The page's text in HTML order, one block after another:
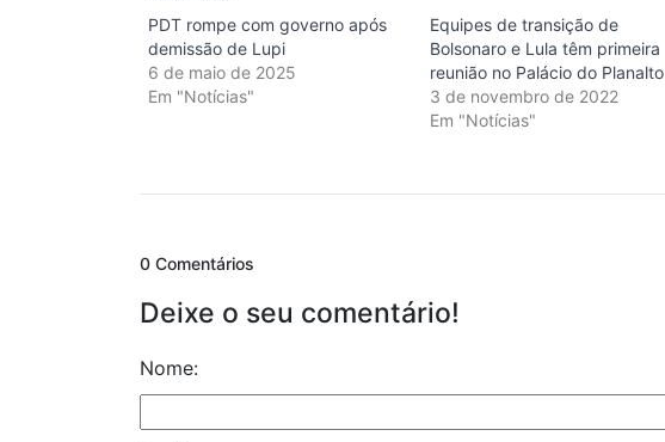
PDT rompe com governo após
demissão de Lupi
6 de maio de 2025
Em "Notícias"
Equipes de transição de
Bolsonaro e Lula têm primeira
reunião no Palácio do Planalto
3 de novembro de 2022
Em "Notícias"
0 Comentários
Deixe o seu comentário!
Nome: